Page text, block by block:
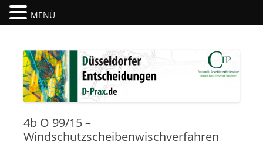
Düsseldorfer Entscheidungen
4b O 99/15 –
Windschutzscheibenwischverfahren
MENÜ